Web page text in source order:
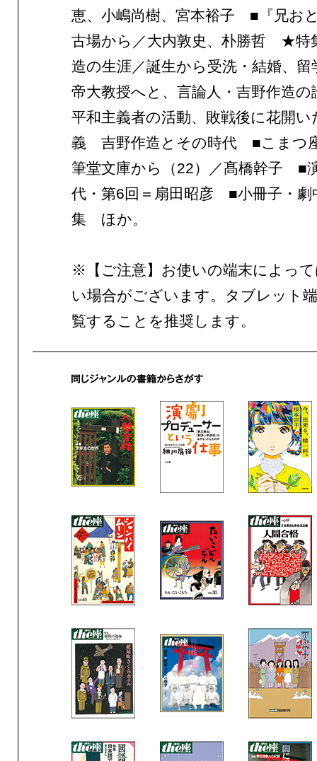
恵、小嶋尚樹、宮本裕子 ■『兄お
古場から／大内敦史、朴勝哲 ★特
造の生涯／誕生から受洗・結婚、留
帝大教授へと、言論人・吉野作造の
平和主義者の活動、敗戦後に花開い
義 吉野作造とその時代 ■こまつ
筆堂文庫から（22）／髙橋幹子 ■
代・第6回＝扇田昭彦 ■小冊子・劇
集 ほか。
※【ご注意】お使いの端末によっ
い場合がございます。タブレット
覧することを推奨します。